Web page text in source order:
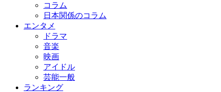
コラム
日本関係のコラム
エンタメ
ドラマ
音楽
映画
アイドル
芸能一般
ランキング